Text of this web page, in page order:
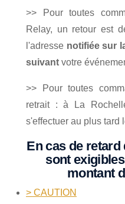
>> Pour toutes
Relay, un retour est
l'adresse notifiée sur
suivant votre
>> Pour toutes
retrait : à La
s'effectuer au plus tard
En cas de retard
sont
montant
> CAUTION